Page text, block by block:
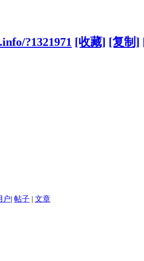
?1321971 [收藏] [复制]
户| 帖子 | 文章